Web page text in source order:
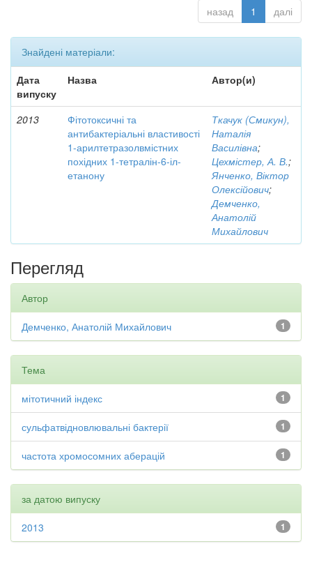
назад 1 далі
Знайдені матеріали:
Дата
випуску
Назва Автор(и)
2013
Фітотоксичні та
антибактеріальні властивості
1-арилтетразолвмістних
похідних 1-тетралін-6-іл-
етанону
Ткачук (Смикун),
Наталія
Василівна;
Цехмістер, А. В.;
Янченко, Віктор
Олексійович;
Демченко,
Анатолій
Михайлович
Перегляд
Автор
1
Демченко, Анатолій Михайлович
Тема
1
мітотичний індекс
1
сульфатвідновлювальні бактерії
1
частота хромосомних аберацій
за датою випуску
1
2013